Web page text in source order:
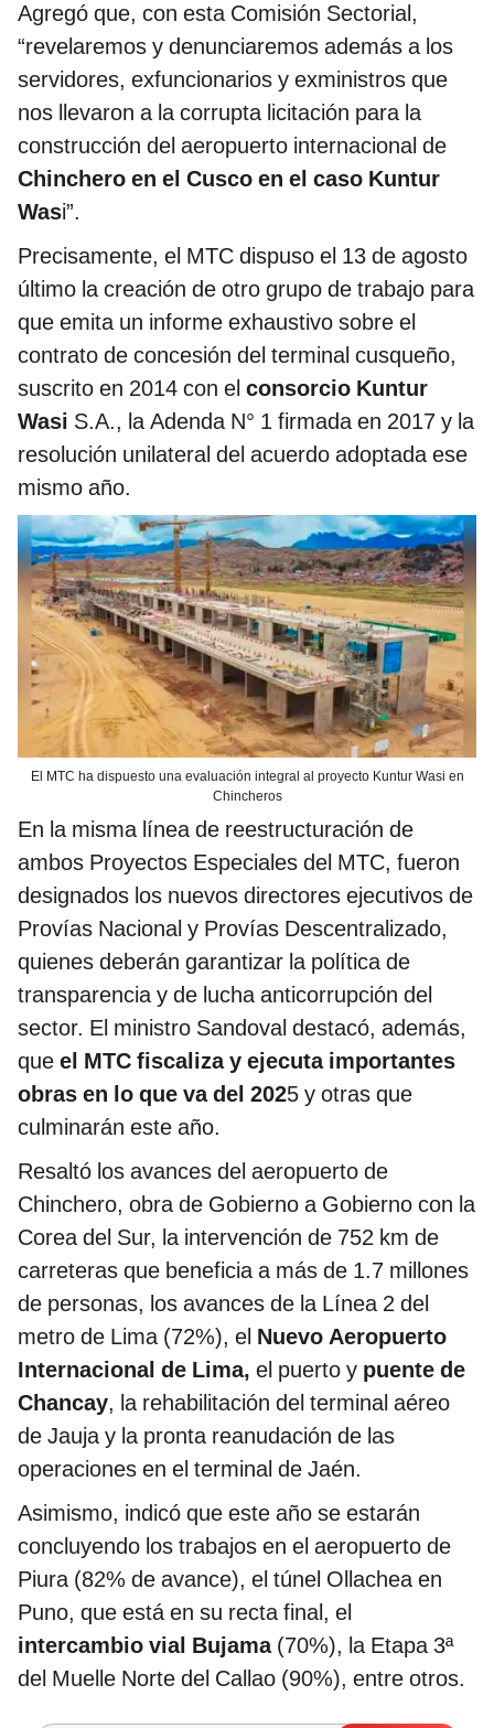
Agregó que, con esta Comisión Sectorial,
“revelaremos y denunciaremos además a los
servidores, exfuncionarios y exministros que
nos llevaron a la corrupta licitación para la
construcción del aeropuerto internacional de
Chinchero en el Cusco en el caso Kuntur
Wasi”.
Precisamente, el MTC dispuso el 13 de agosto
último la creación de otro grupo de trabajo para
que emita un informe exhaustivo sobre el
contrato de concesión del terminal cusqueño,
suscrito en 2014 con el consorcio Kuntur
Wasi S.A., la Adenda N° 1 firmada en 2017 y la
resolución unilateral del acuerdo adoptada ese
mismo año.
El MTC ha dispuesto una evaluación integral al proyecto Kuntur Wasi en
Chincheros
En la misma línea de reestructuración de
ambos Proyectos Especiales del MTC, fueron
designados los nuevos directores ejecutivos de
Provías Nacional y Provías Descentralizado,
quienes deberán garantizar la política de
transparencia y de lucha anticorrupción del
sector. El ministro Sandoval destacó, además,
que el MTC fiscaliza y ejecuta importantes
obras en lo que va del 2025 y otras que
culminarán este año.
Resaltó los avances del aeropuerto de
Chinchero, obra de Gobierno a Gobierno con la
Corea del Sur, la intervención de 752 km de
carreteras que beneficia a más de 1.7 millones
de personas, los avances de la Línea 2 del
metro de Lima (72%), el Nuevo Aeropuerto
Internacional de Lima, el puerto y puente de
Chancay, la rehabilitación del terminal aéreo
de Jauja y la pronta reanudación de las
operaciones en el terminal de Jaén.
Asimismo, indicó que este año se estarán
concluyendo los trabajos en el aeropuerto de
Piura (82% de avance), el túnel Ollachea en
Puno, que está en su recta final, el
intercambio vial Bujama(70%), la Etapa 3ª
del Muelle Norte del Callao (90%), entre otros.